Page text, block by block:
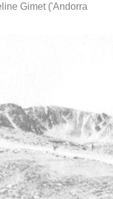
Gimet ('Andorra